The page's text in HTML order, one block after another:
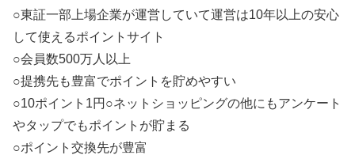
○東証一部上場企業が運営していて運営は10年以上の安心
して使えるポイントサイト
○会員数500万人以上
○提携先も豊富でポイントを貯めやすい
○10ポイント1円○ネットショッピングの他にもアンケート
やタップでもポイントが貯まる
○ポイント交換先が豊富